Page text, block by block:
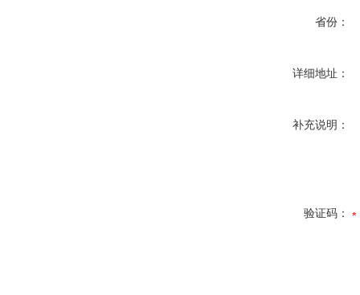
省份：
详细地址：
补充说明：
验证码：